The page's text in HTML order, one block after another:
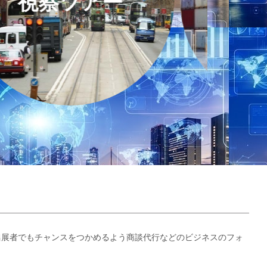
者でもチャンスをつかめるよう商談代行などのビジネスのフォ